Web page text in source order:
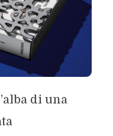
di una